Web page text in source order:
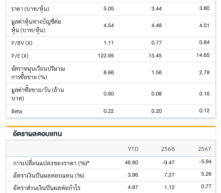
ราคา (บาท/หุ้น) 5.05 3.44 3.80
มูลค่าหุ้นทางบัญชีต่อ
หุ้น (บาท/หุ้น)
4.54 4.48 4.51
P/BV (X) 1.11 0.77 0.84
P/E (X) 122.95 15.45 14.65
อัตราหมุนเวียนปริมาณ
การซื้อขาย (%)
8.66 1.56 2.78
มูลค่าซื้อขาย/วัน (ล้าน
บาท)
0.80 0.08 0.16
Beta 0.22 0.20 0.12
อัตราผลตอบแทน
YTD 2568
2567
การเปลี่ยนแปลงของราคา (%)*
46.80 -9.47 -5.94
อัตราเงินปันผลตอบแทน (%) 3.96 7.27 5.26
อัตราส่วนเงินปันผลต่อกำไร 4.87 1.12 0.77